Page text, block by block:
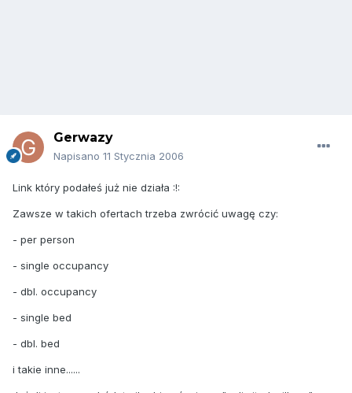
Gerwazy
Napisano 11 Stycznia 2006
Link który podałeś już nie działa :!:
Zawsze w takich ofertach trzeba zwrócić uwagę czy:
- per person
- single occupancy
- dbl. occupancy
- single bed
- dbl. bed
i takie inne......